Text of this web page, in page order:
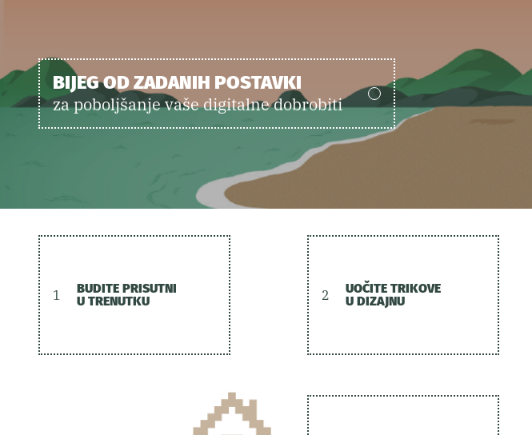
BIJEG OD ZADANIH POSTAVKI
za poboljšanje vaše digitalne dobrobiti
1
BUDITE PRISUTNI
U TRENUTKU
2
UOČITE TRIKOVE
U DIZAJNU